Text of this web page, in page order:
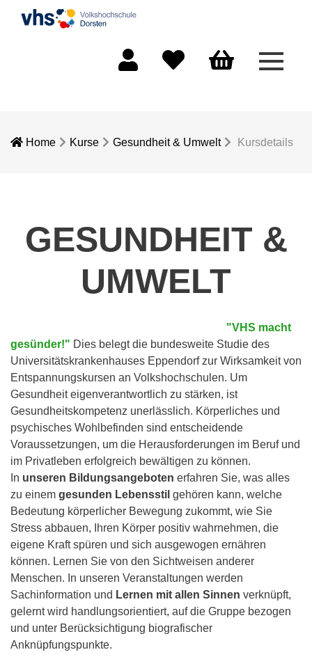
Menü
Home Kurse Gesundheit & Umwelt Kursdetails
GESUNDHEIT &
UMWELT
"VHS macht
gesünder!" Dies belegt die bundesweite Studie des
Universitätskrankenhauses Eppendorf zur Wirksamkeit von
Entspannungskursen an Volkshochschulen. Um
Gesundheit eigenverantwortlich zu stärken, ist
Gesundheitskompetenz unerlässlich. Körperliches und
psychisches Wohlbefinden sind entscheidende
Voraussetzungen, um die Herausforderungen im Beruf und
im Privatleben erfolgreich bewältigen zu können.
In unseren Bildungsangeboten erfahren Sie, was alles
zu einem gesunden Lebensstil gehören kann, welche
Bedeutung körperlicher Bewegung zukommt, wie Sie
Stress abbauen, Ihren Körper positiv wahrnehmen, die
eigene Kraft spüren und sich ausgewogen ernähren
können. Lernen Sie von den Sichtweisen anderer
Menschen. In unseren Veranstaltungen werden
Sachinformation und Lernen mit allen Sinnen verknüpft,
gelernt wird handlungsorientiert, auf die Gruppe bezogen
und unter Berücksichtigung biografischer
Anknüpfungspunkte.